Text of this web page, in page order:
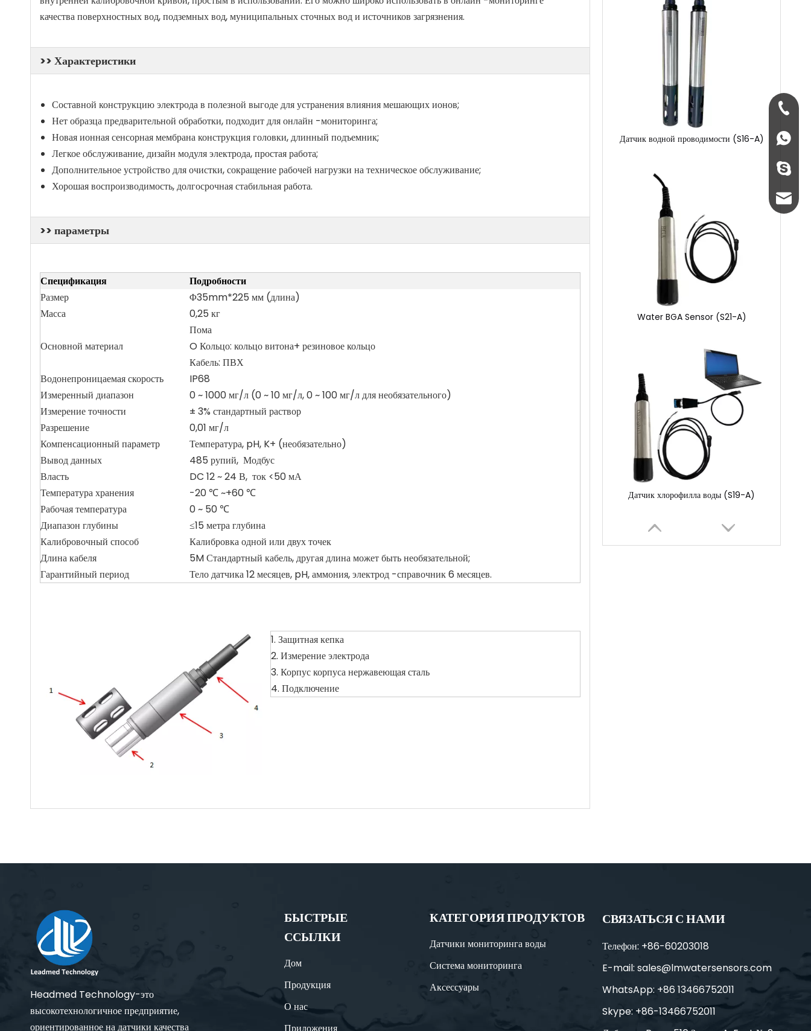
качества поверхностных вод, подземных вод, муниципальных сточных вод и источников загрязнения.
>> Характеристики
Составной конструкцию электрода в полезной выгоде для устранения влияния мешающих ионов;
Нет образца предварительной обработки, подходит для онлайн -мониторинга;
Новая ионная сенсорная мембрана конструкция головки, длинный подъемник;
Легкое обслуживание, дизайн модуля электрода, простая работа;
Дополнительное устройство для очистки, сокращение рабочей нагрузки на техническое обслуживание;
Хорошая воспроизводимость, долгосрочная стабильная работа.
>> параметры
Спецификация
Подробности
Размер
Φ35mm*225 мм (длина)
Масса
0,25 кг
Основной материал
Пома
O Кольцо: кольцо витона+ резиновое кольцо
Кабель: ПВХ
Водонепроницаемая скорость
IP68
Измеренный диапазон
0 ~ 1000 мг/л (0 ~ 10 мг/л, 0 ~ 100 мг/л для необязательного)
Измерение точности
± 3% стандартный раствор
Разрешение
0,01 мг/л
Компенсационный параметр
Температура, pH, K+ (необязательно)
Вывод данных
485 рупий, Модбус
Власть
DC 12 ~ 24 В, ток <50 мА
Температура хранения
-20 ℃ ~+60 ℃
Рабочая температура
0 ~ 50 ℃
Диапазон глубины
≤15 метра глубина
Калибровочный способ
Калибровка одной или двух точек
Длина кабеля
5M Стандартный кабель, другая длина может быть необязательной;
Гарантийный период
Тело датчика 12 месяцев, pH, аммония, электрод -справочник 6 месяцев.
1. Защитная кепка
2. Измерение электрода
3. Корпус корпуса нержавеющая сталь
4. Подключение
Датчик водной проводимости (S16-A)
Water BGA Sensor (S21-A)
Датчик хлорофилла воды (S19-A)
Headmed Technology-это
высокотехнологичное предприятие,
ориентированное на датчики качества
БЫСТРЫЕ
ССЫЛКИ
Дом
Продукция
О нас
КАТЕГОРИЯ ПРОДУКТОВ
Датчики мониторинга воды
Система мониторинга
Аксессуары
СВЯЗАТЬСЯ С НАМИ
Телефон: +86-60203018
E-mail: sales@lmwatersensors.com
WhatsApp: +86 13466752011
Skype: +86-13466752011
+86-
+86
+86-